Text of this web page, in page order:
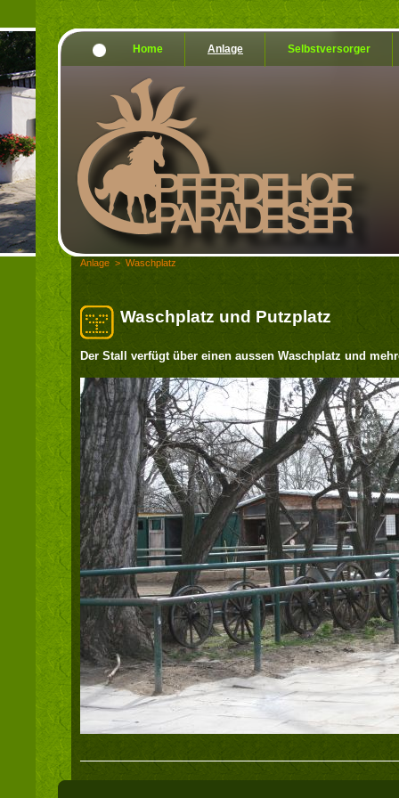
Home Anlage Selbstversorger
Anlage > Waschplatz
Waschplatz und Putzplatz
Der Stall verfügt über einen aussen Waschplatz und